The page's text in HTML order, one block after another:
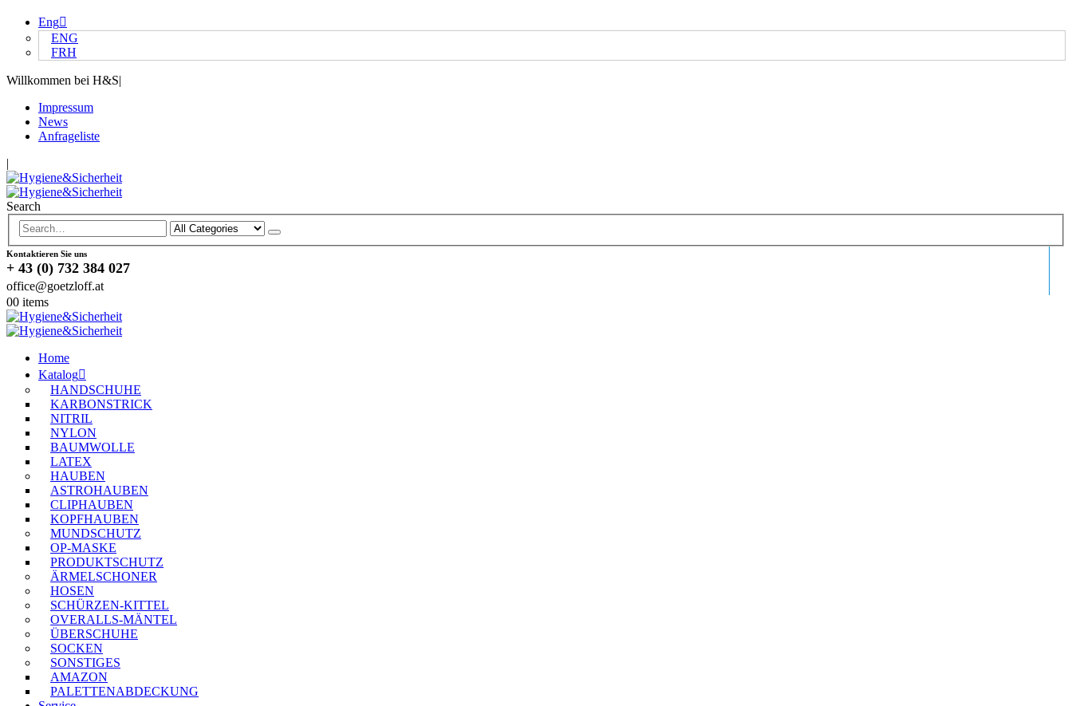
Eng
ENG
FRH
Willkommen bei H&S|
Impressum
News
Anfrageliste
|
Search
Kontaktieren Sie uns
+ 43 (0) 732 384 027
office@goetzloff.at
00 items
Home
Katalog
HANDSCHUHE
KARBONSTRICK
NITRIL
NYLON
BAUMWOLLE
LATEX
HAUBEN
ASTROHAUBEN
CLIPHAUBEN
KOPFHAUBEN
MUNDSCHUTZ
OP-MASKE
PRODUKTSCHUTZ
ÄRMELSCHONER
HOSEN
SCHÜRZEN-KITTEL
OVERALLS-MÄNTEL
ÜBERSCHUHE
SOCKEN
SONSTIGES
AMAZON
PALETTENABDECKUNG